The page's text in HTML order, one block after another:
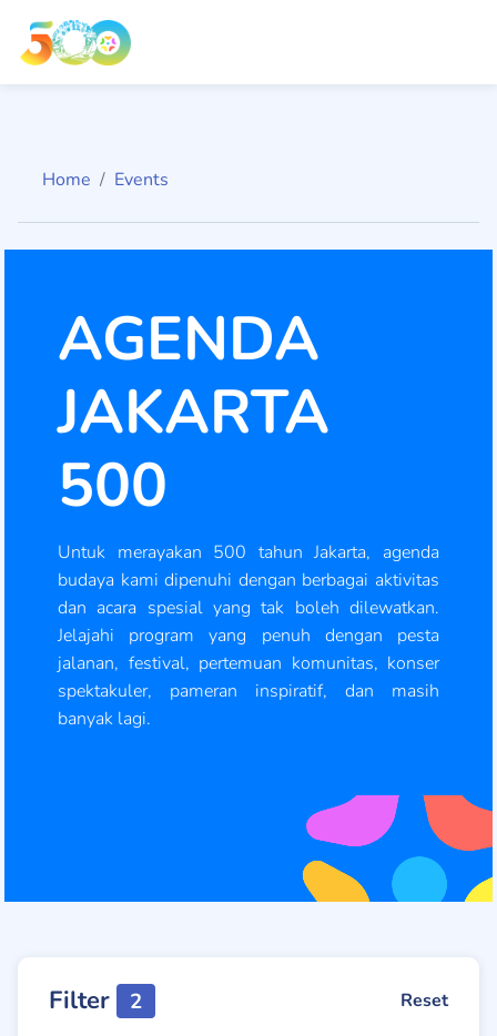
Home Events
AGENDA
JAKARTA
500
Untuk merayakan 500 tahun Jakarta, agenda
budaya kami dipenuhi dengan berbagai aktivitas
dan acara spesial yang tak boleh dilewatkan.
Jelajahi program yang penuh dengan pesta
jalanan, festival, pertemuan komunitas, konser
spektakuler, pameran inspiratif, dan masih
banyak lagi.
Filter 2 Reset